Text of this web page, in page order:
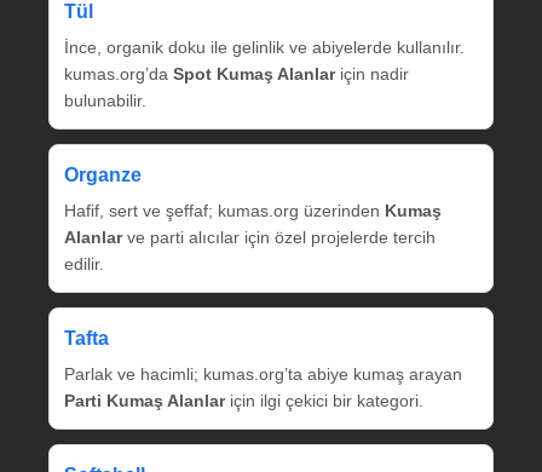
Tül
İnce, organik doku ile gelinlik ve abiyelerde kullanılır.
kumas.org’da Spot Kumaş Alanlariçin nadir
bulunabilir.
Organze
Hafif, sert ve şeffaf; kumas.org üzerinden Kumaş
Alanlarve parti alıcılar için özel projelerde tercih
edilir.
Tafta
Parlak ve hacimli; kumas.org’ta abiye kumaş arayan
Parti Kumaş Alanlariçin ilgi çekici bir kategori.